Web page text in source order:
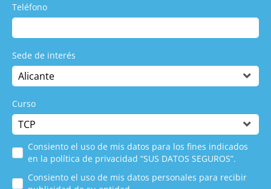
Teléfono
Sede de interés
Curso
Consiento el uso de mis datos para los fines indicados
en la política de privacidad “SUS DATOS SEGUROS”.
Consiento el uso de mis datos personales para recibir